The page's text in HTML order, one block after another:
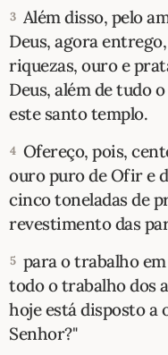
TEMAS
PERGUNTE À BÍBLIA
QUEM SOMOS
LOJA BÍBLIAON
3 Além disso, pelo
Deus, agora
riquezas, ouro e
Deus, além de tudo
este santo templo.
4 Ofereço, pois,
ouro puro de Ofir e
cinco toneladas de
revestimento das
5 para o trabalho
todo o trabalho dos
hoje está disposto a
Senhor?"